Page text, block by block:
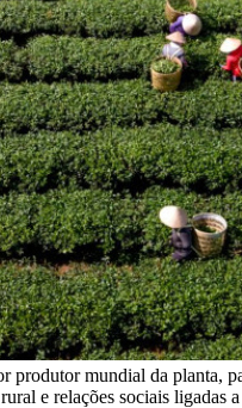
produtor mundial da planta,
e relações sociais ligadas